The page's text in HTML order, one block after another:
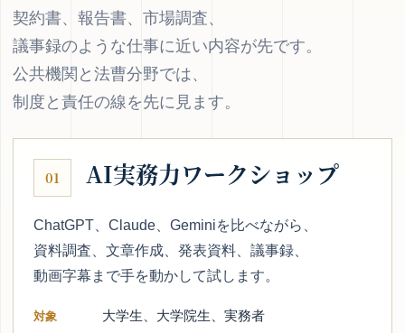
契約書、報告書、市場調査、
議事録のような仕事に近い内容が先です。
公共機関と法曹分野では、
制度と責任の線を先に見ます。
01 AI実務力ワークショップ
ChatGPT、Claude、Geminiを比べながら、
資料調査、文章作成、発表資料、議事録、
動画字幕まで手を動かして試します。
対象 大学生、大学院生、実務者